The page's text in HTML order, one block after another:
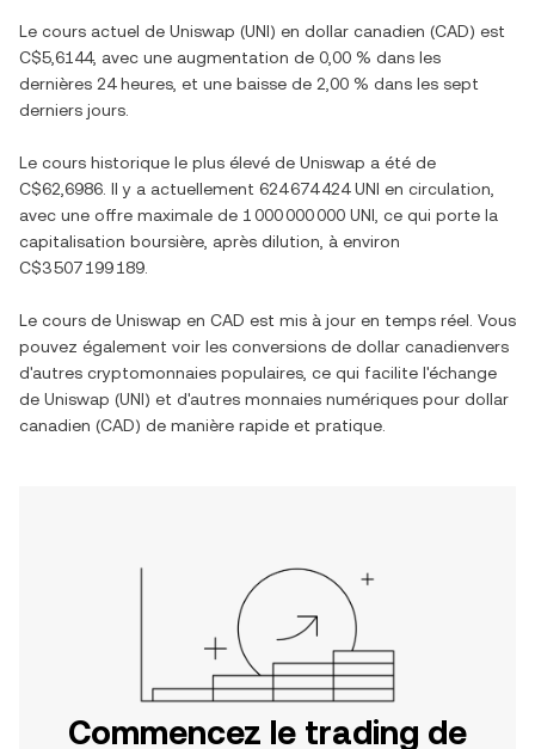
Le cours actuel de Uniswap (UNI) en dollar canadien (CAD) est
C$5,6144, avec une augmentation de 0,00 % dans les
dernières 24 heures, et une baisse de 2,00 % dans les sept
derniers jours.
Le cours historique le plus élevé de Uniswap a été de
C$62,6986 . Il y a actuellement 624 674 424 UNI en circulation,
avec une offre maximale de 1 000 000 000 UNI , ce qui porte la
capitalisation boursière, après dilution, à environ
C$3 507 199 189
Le cours de Uniswap en CAD est mis à jour en temps réel. Vous
pouvez également voir les conversions de dollar canadienvers
d'autres cryptomonnaies populaires, ce qui facilite l'échange
de Uniswap (UNI) et d'autres monnaies numériques pour dollar
canadien (CAD) de manière rapide et pratique.
Commencez le trading de